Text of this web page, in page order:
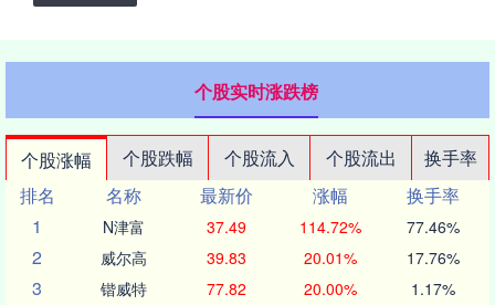
个股实时涨跌榜
个股涨幅 个股跌幅 个股流入 个股流出
换手率
排名
名称 最新价 涨幅
换手率
1
N津富 37.49 114.72% 77.46%
2 威尔高 39.83 20.01% 17.76%
3 锴威特 77.82 20.00% 1.17%